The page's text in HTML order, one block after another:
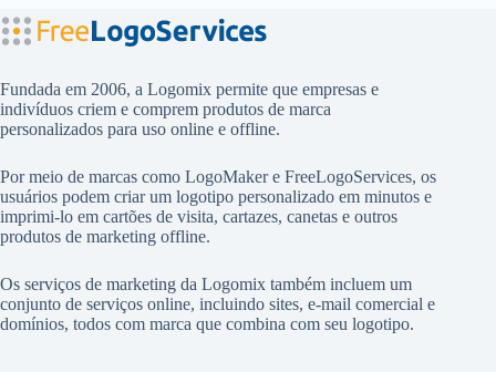
Fundada em 2006, a Logomix permite que empresas e
indivíduos criem e comprem produtos de marca
personalizados para uso online e offline.
Por meio de marcas como LogoMakere FreeLogoServices, os
usuários podem criar um logotipo personalizado em minutos e
imprimi-lo em cartões de visita, cartazes, canetas e outros
produtos de marketing offline.
Os serviços de marketing da Logomix também incluem um
conjunto de serviços online, incluindo sites, e-mail comercial e
domínios, todos com marca que combina com seu logotipo.